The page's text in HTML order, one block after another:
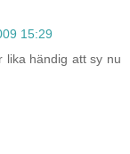
15:29
lika händig att sy nu